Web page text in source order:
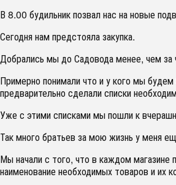
В 8.00 будильник позвал нас на новые
Сегодня нам предстояла закупка.
Добрались мы до Садовода менее, чем за
Примерно понимали что и у кого мы будем
предварительно сделали списки
Уже с этими списками мы пошли к
Так много братьев за мою жизнь у меня
Мы начали с того, что в каждом магазине
наименование необходимых товаров и их